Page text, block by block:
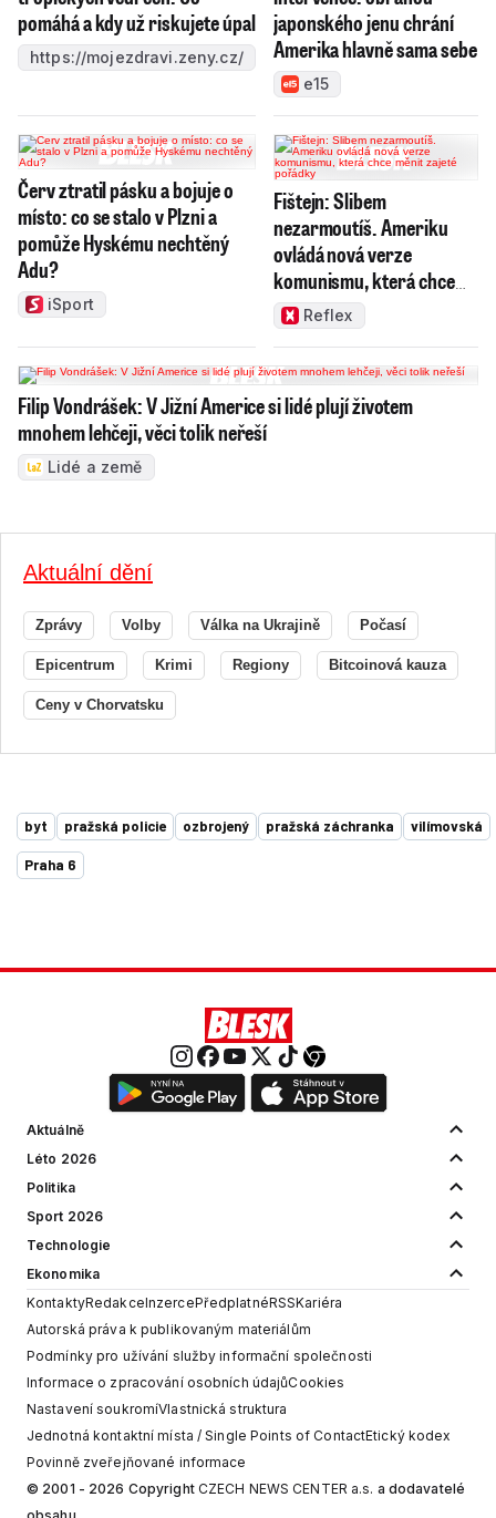
pomáhá a kdy už riskujete úpal
https://mojezdravi.zeny.cz/
japonského jenu chrání
Amerika hlavně sama sebe
e15
Červ ztratil pásku a bojuje o
místo: co se stalo v Plzni a
pomůže Hyskému nechtěný
Adu?
iSport
Fištejn: Slibem
nezarmoutíš. Ameriku
ovládá nová verze
komunismu, která chce
měnit zajeté pořádky
Reflex
Filip Vondrášek: V Jižní Americe si lidé plují životem
mnohem lehčeji, věci tolik neřeší
Lidé a země
Aktuální dění
Zprávy Volby Válka na Ukrajině Počasí
Epicentrum Krimi Regiony Bitcoinová kauza
Ceny v Chorvatsku
byt pražská policie ozbrojený pražská záchranka vilímovská
Praha 6
Aktuálně
Léto 2026
Politika
Sport 2026
Technologie
Ekonomika
KontaktyRedakceInzercePředplatnéRSSKariéra
Autorská práva k publikovaným materiálům
Podmínky pro užívání služby informační společnosti
Informace o zpracování osobních údajůCookies
Nastavení soukromíVlastnická struktura
Jednotná kontaktní místa / Single Points of ContactEtický kodex
Povinně zveřejňované informace
© 2001 - 2026 Copyright CZECH NEWS CENTER a.s. a dodavatelé